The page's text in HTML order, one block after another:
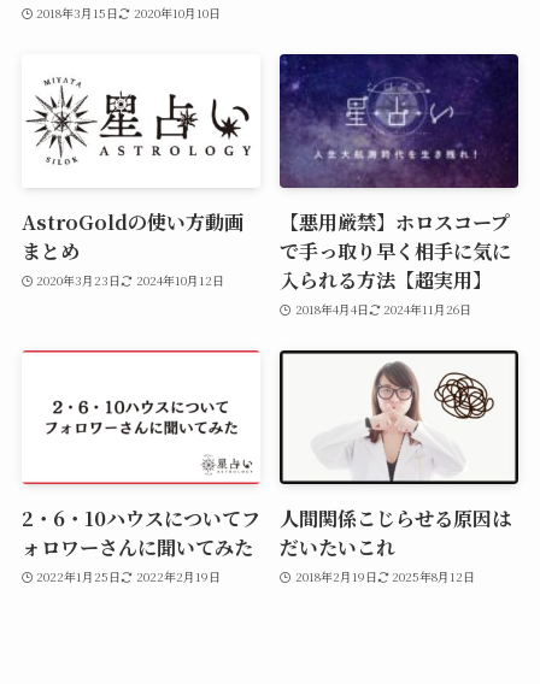
2018年3月15日 2020年10月10日
AstroGoldの使い方動画
まとめ
2020年3月23日 2024年10月12日
【悪用厳禁】ホロスコープ
で手っ取り早く相手に気に
入られる方法【超実用】
2018年4月4日 2024年11月26日
2・6・10ハウスについてフ
ォロワーさんに聞いてみた
2022年1月25日 2022年2月19日
人間関係こじらせる原因は
だいたいこれ
2018年2月19日 2025年8月12日